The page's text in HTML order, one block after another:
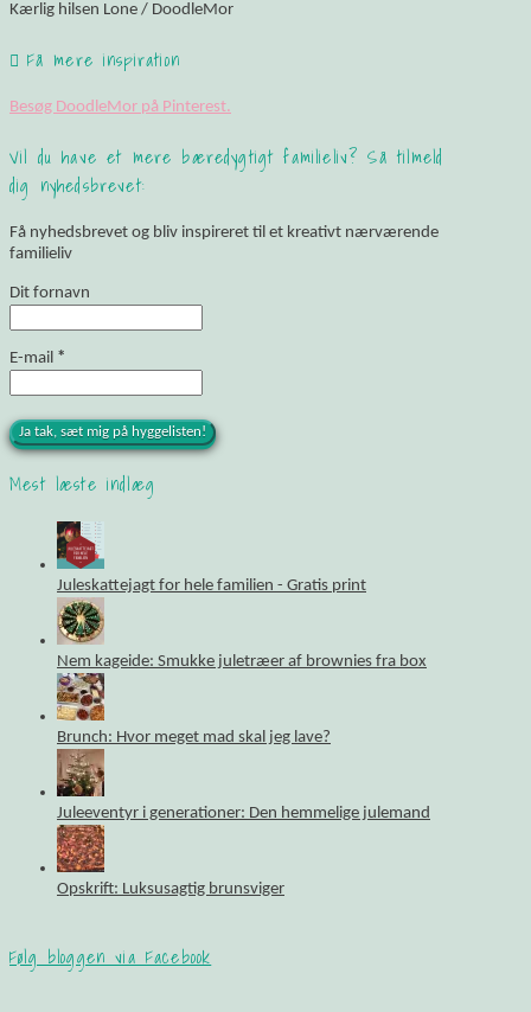
Kærlig hilsen Lone / DoodleMor
Få mere inspiration
Besøg DoodleMor på Pinterest.
Vil du have et mere bæredygtigt familieliv? Så tilmeld
dig nyhedsbrevet:
Få nyhedsbrevet og bliv inspireret til et kreativt nærværende
familieliv
Dit fornavn
E-mail *
Mest læste indlæg
Juleskattejagt for hele familien - Gratis print
Nem kageide: Smukke juletræer af brownies fra box
Brunch: Hvor meget mad skal jeg lave?
Juleeventyr i generationer: Den hemmelige julemand
Opskrift: Luksusagtig brunsviger
Følg bloggen via Facebook